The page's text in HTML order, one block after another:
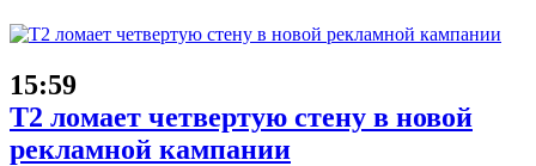
15:59
Т2 ломает четвертую стену в новой
рекламной кампании